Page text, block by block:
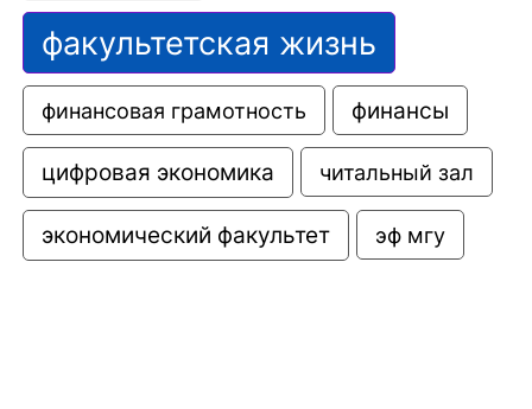
факультетская жизнь
финансовая грамотность финансы
цифровая экономика читальный зал
экономический факультет эф мгу